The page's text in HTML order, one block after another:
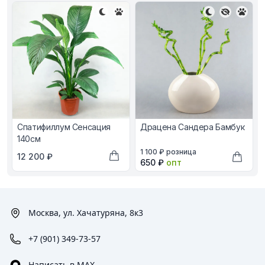
Спатифиллум Сенсация
140см
В наличии, цена в рублях
12 200 ₽
Добавить в корзину
Драцена Сандера Бамбук
В наличии, цена в рублях
1 100 ₽ розница
Оптовая цена в рублях
650 ₽ опт
Москва, ул. Хачатуряна, 8к3
+7 (901) 349-73-57